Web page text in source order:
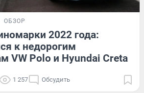
ОБЗОР
2022 года:
к недорогим
VW Polo и Hyundai Creta
1 257 Обсудить